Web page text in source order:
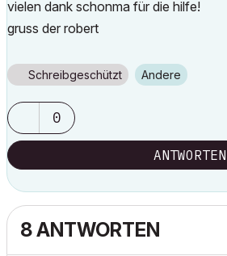
vielen dank schonma für die hilfe!
gruss der robert
Schreibgeschützt Andere
0
ANTWORTEN
8 ANTWORTEN